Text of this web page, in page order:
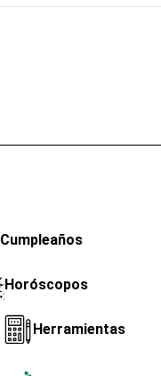
Cumpleaños
Horóscopos
Herramientas